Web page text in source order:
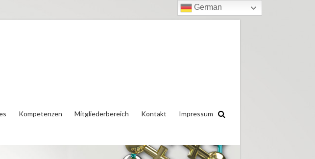
Kompetenzen Mitgliederbereich Kontakt Impressum
German